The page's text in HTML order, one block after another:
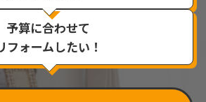
予算に合わせて
フォームしたい！